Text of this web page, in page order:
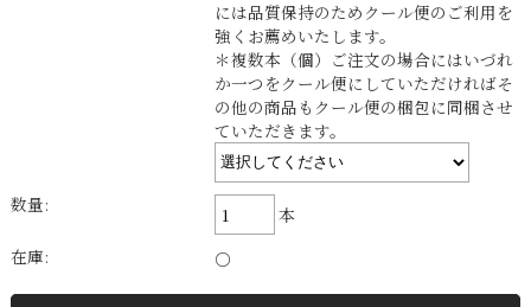
には品質保持のためクール便のご利用を
強くお薦めいたします。
＊複数本（個）ご注文の場合にはいづれ
か一つをクール便にしていただければそ
の他の商品もクール便の梱包に同梱させ
ていただきます。
数量:
本
在庫:
○